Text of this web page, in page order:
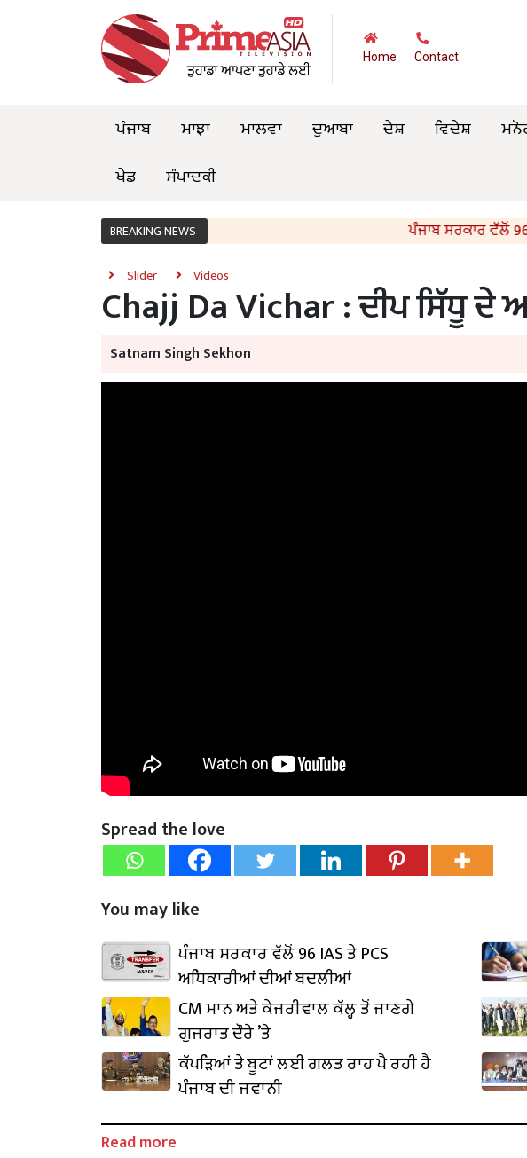
Home Contact
ਪੰਜਾਬ ਮਾਝਾ ਮਾਲਵਾ ਦੁਆਬਾ ਦੇਸ਼ ਵਿਦੇਸ਼
ਖੇਡ
ਸੰਪਾਦਕੀ
BREAKING NEWS ਪੰਜਾਬ ਸਰਕਾਰ ਵੱਲੋਂ 96
Slider Videos
Chajj Da Vichar : ਦੀਪ ਸਿੱਧੂ ਦੇ
Satnam Singh Sekhon
Spread the love
You may like
ਪੰਜਾਬ ਸਰਕਾਰ ਵੱਲੋਂ 96 IAS ਤੇ PCS
ਅਧਿਕਾਰੀਆਂ ਦੀਆਂ ਬਦਲੀਆਂ
CM ਮਾਨ ਅਤੇ ਕੇਜਰੀਵਾਲ ਕੱਲ੍ਹ ਤੋਂ ਜਾਣਗੇ
ਗੁਜਰਾਤ ਦੌਰੇ ’ਤੇ
ਕੱਪੜਿਆਂ ਤੇ ਬੂਟਾਂ ਲਈ ਗਲਤ ਰਾਹ ਪੈ ਰਹੀ ਹੈ
ਪੰਜਾਬ ਦੀ ਜਵਾਨੀ
Read more